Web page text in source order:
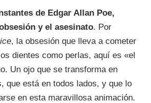
de Edgar Allan Poe,
y el asesinato. Por
, la obsesión que lleva a cometer
dientes como perlas, aquí es «el
Un ojo que se transforma en
que está en todos lados, y que lo
en esta maravillosa animación.